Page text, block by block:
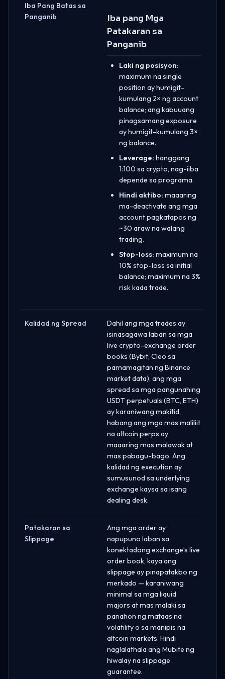
Iba Pang Batas sa
Panganib
Iba pang Mga
Patakaran sa
Panganib
Laki ng posisyon:
maximum na single
position ay humigit-
kumulang 2× ng account
balance; ang kabuuang
pinagsamang exposure
ay humigit-kumulang 3×
ng balance.
Leverage: hanggang
1:100 sa crypto, nag-iiba
depende sa programa.
Hindi aktibo: maaaring
ma-deactivate ang mga
account pagkatapos ng
~30 araw na walang
trading.
Stop-loss: maximum na
10% stop-loss sa initial
balance; maximum na 3%
risk kada trade.
Kalidad ng Spread
Dahil ang mga trades ay
isinasagawa laban sa mga
live crypto-exchange order
books (Bybit; Cleo sa
pamamagitan ng Binance
market data), ang mga
spread sa mga pangunahing
USDT perpetuals (BTC, ETH)
ay karaniwang makitid,
habang ang mga mas maliliit
na altcoin perps ay
maaaring mas malawak at
mas pabagu-bago. Ang
kalidad ng execution ay
sumusunod sa underlying
exchange kaysa sa isang
dealing desk.
Patakaran sa
Slippage
Ang mga order ay
napupuno laban sa
konektadong exchange’s live
order book, kaya ang
slippage ay pinapatakbo ng
merkado — karaniwang
minimal sa mga liquid
majors at mas malaki sa
panahon ng mataas na
volatility o sa manipis na
altcoin markets. Hindi
naglalathala ang Mubite ng
hiwalay na slippage
guarantee.